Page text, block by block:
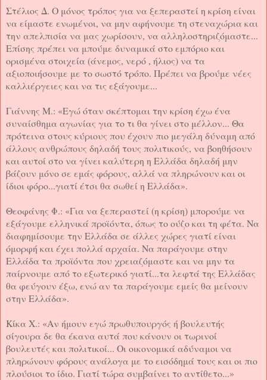
Στέλιος Δ. Ο μόνος τρόπος για να ξεπεραστεί η κρίση είναι
να είμαστε ενωμένοι, να μην αφήνουμε τη στεναχώρια και
την απελπισία να μας χωρίσουν, να αλληλοστηριζόμαστε...
Επίσης πρέπει να μπούμε δυναμικά στο εμπόριο και
ορισμένα στοιχεία (άνεμος, νερό , ήλιος) να τα
αξιοποιήσουμε με το σωστό τρόπο. Πρέπει να βρούμε νέες
καλλιέργειες και να τις εξάγουμε...
Γιάννης Μ.: «Εγώ όταν σκέπτομαι την κρίση έχω ένα
συναίσθημα αγωνίας για το τι θα γίνει στο μέλλον... Θα
πρότεινα στους κύριους που έχουν πιο μεγάλη δύναμη από
άλλους ανθρώπους δηλαδή τους πολιτικούς, να βοηθήσουν
και αυτοί στο να γίνει καλύτερη η Ελλάδα δηλαδή μην
βάζουν μόνο σε εμάς φόρους, αλλά να πληρώνουν και οι
ίδιοι φόρο...γιατί έτσι θα σωθεί η Ελλάδα».
Θεοφάνης Φ.: «Για να ξεπεραστεί (η κρίση) μπορούμε να
εξάγουμε ελληνικά προϊόντα, όπως το ούζο και τη φέτα. Να
διαφημίσουμε την Ελλάδα σε άλλες χώρες γιατί είναι
όμορφή και έχει πολλά αρχαία. Να παράγουμε στην
Ελλάδα τα προϊόντα που χρειαζόμαστε και να μην τα
παίρνουμε από το εξωτερικό γιατί...τα λεφτά της Ελλάδας
θα φεύγουν έξω, ενώ αν τα παράγουμε εμείς θα μείνουν
στην Ελλάδα».
Κίκα Χ.: «Αν ήμουν εγώ πρωθυπουργός ή βουλευτής
σίγουρα δε θα έκανα αυτά που κάνουν οι τωρινοί
βουλευτές και πολιτικοί... Οι οικονομικά αδύναμοι να
πληρώνουν φόρους ανάλογα με το εισόδημά τους και οι πιο
πλούσιοι το ίδιο. Γιατί τώρα συμβαίνει το αντίθετο...»